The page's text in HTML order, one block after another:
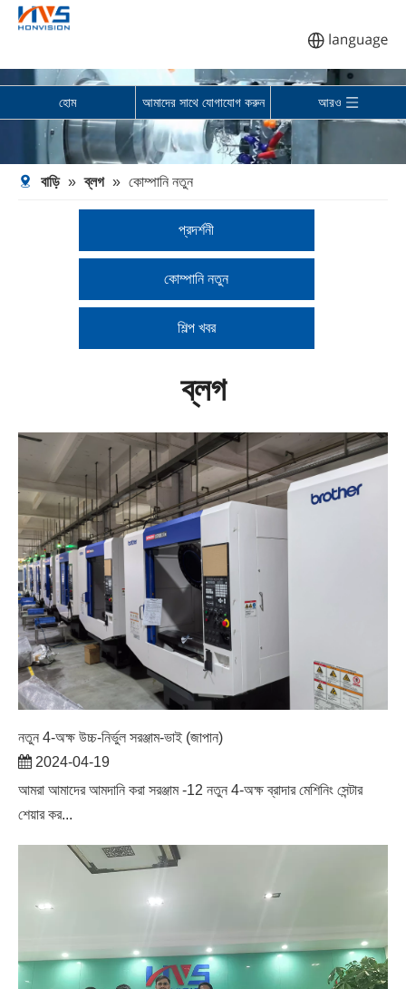
হোম আমাদের সাথে যোগাযোগ করুন আরও
বাড়ি » ব্লগ » কোম্পানি নতুন
প্রদর্শনী
কোম্পানি নতুন
শিল্প খবর
ব্লগ
নতুন 4-অক্ষ উচ্চ-নির্ভুল সরঞ্জাম-ভাই (জাপান)
2024-04-19
আমরা আমাদের আমদানি করা সরঞ্জাম -12 নতুন 4-অক্ষ ব্রাদার মেশিনিং সেন্টার
শেয়ার কর...